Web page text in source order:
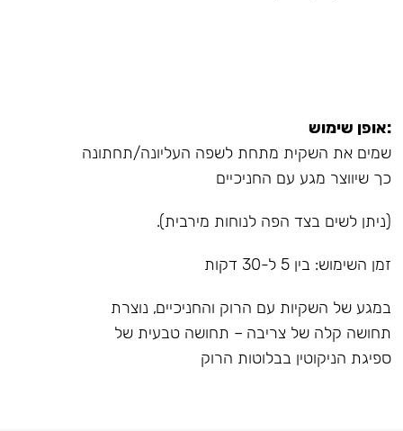
:אופן שימוש
שמים את השקית מתחת לשפה העליונה/תחתונה
כך שיווצר מגע עם החניכיים
(ניתן לשים בצד הפה לנוחות מירבית).
זמן השימוש: בין 5 ל-30 דקות
במגע של השקיות עם הרוק והחניכיים, נוצרת
תחושה קלה של צריבה – תחושה טבעית של
ספיגת הניקוטין בבלוטות הרוק